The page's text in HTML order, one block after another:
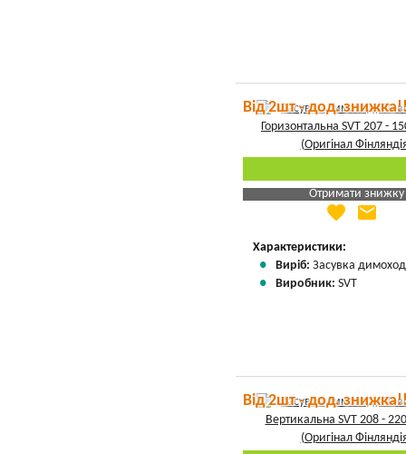
Від 2шт - дод.
Отримати знижку
Яка Ваша ціна
favorite email
Характеристики:
Виріб: Засувка
Виробник: SVT
Від 2шт - дод.